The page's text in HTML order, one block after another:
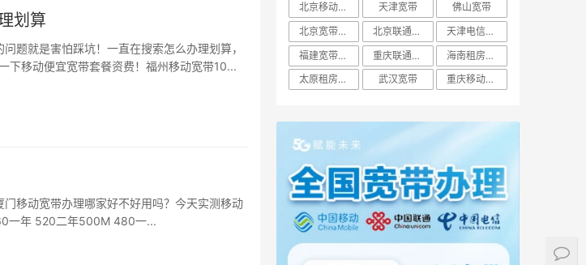
划算
题就是害怕踩坑！一直在搜索怎么办理划算，
下移动便宜宽带套餐资费！福州移动宽带10...
移动宽带办理哪家好不好用吗？今天实测移动
一年 520二年500M 480一...
北京移动宽带
天津宽带
佛山宽带
北京宽带办理
北京联通宽带
天津电信宽带
福建宽带办理
重庆联通宽带
海南租房宽带
太原租房宽带
武汉宽带 重庆移动宽带